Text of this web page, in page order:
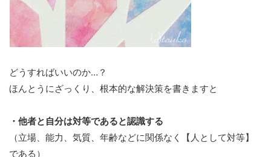
どうすればいいのか…？
ほんとうにざっくり、根本的な解決策を書きますと
・他者と自分は対等であると認識する
（立場、能力、気質、年齢などに関係なく【人として対等】
である）